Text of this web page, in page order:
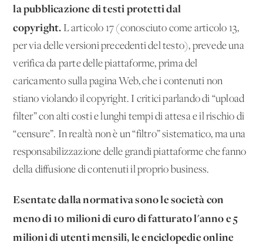
la pubblicazione di testi protetti dal
copyright. L'articolo 17 (conosciuto come articolo 13,
per via delle versioni precedenti del testo), prevede una
verifica da parte delle piattaforme, prima del
caricamento sulla pagina Web, che i contenuti non
stiano violando il copyright. I critici parlando di “upload
filter” con alti costi e lunghi tempi di attesa e il rischio di
“censure”. In realtà non è un “filtro” sistematico, ma una
responsabilizzazione delle grandi piattaforme che fanno
della diffusione di contenuti il proprio business.
Esentate dalla normativa sono le società con
meno di 10 milioni di euro di fatturato l'anno e 5
milioni di utenti mensili, le enciclopedie online